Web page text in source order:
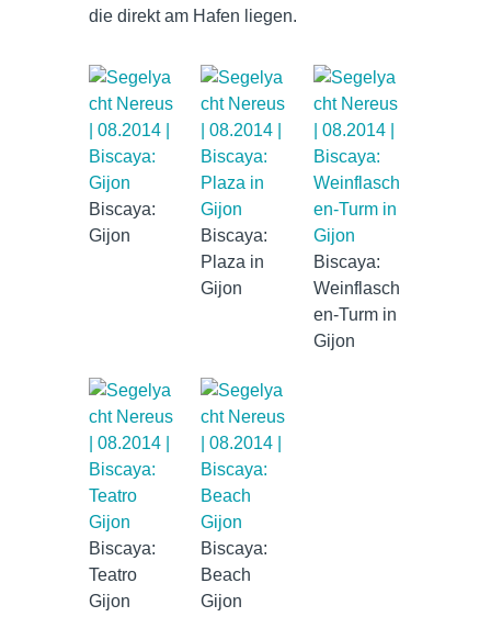
die direkt am Hafen liegen.
Biscaya:
Gijon
Biscaya:
Plaza in
Gijon
Biscaya:
Weinflasch
en-Turm in
Gijon
Biscaya:
Teatro
Gijon
Biscaya:
Beach
Gijon